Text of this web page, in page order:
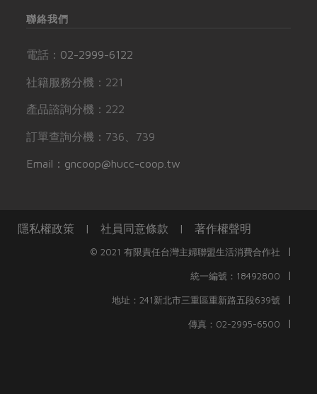
聯絡我們
電話： 02-2999-6122
社籍服務分機：221
產品諮詢分機：222
訂單查詢分機：736、739
Email：gncoop@hucc-coop.tw
隱私權政策 | 社員同意條款 | 著作權聲明
© 2021 有限責任台灣主婦聯盟生活消費合作社 |
統一編號：18492800 |
地址：241新北市三重區重新路五段639號 |
傳真：02-2995-6500 |